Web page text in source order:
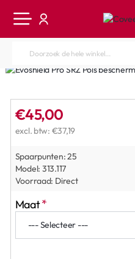
Doorzoek
de
winkel...
Spaarpunten:25
Model: 313.117
Voorraad: Direct
€45,00
excl. btw: €37,19
Maat